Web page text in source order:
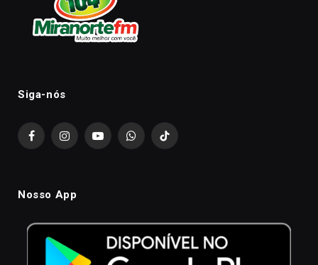
Siga-nós
FacebookInstagramYouTubeWhatsAppTikTok
Nosso App